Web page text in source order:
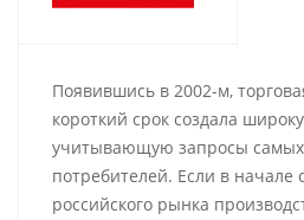
Появившись в 2002-м,
короткий срок создала
учитывающую запросы самых
потребителей. Если в начале
российского рынка